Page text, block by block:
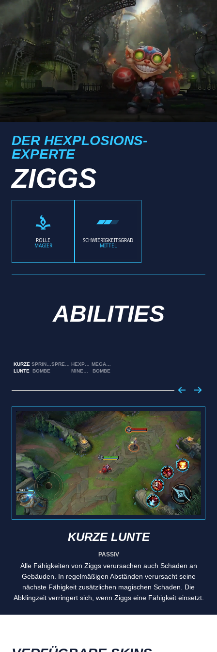
DER HEXPLOSIONS-
EXPERTE
ZIGGS
ROLLE
MAGIER
SCHWIERIGKEITSGRAD
MITTEL
ABILITIES
KURZE
LUNTE
SPRINGENDE
BOMBE
HEXPLOSIVESMEGAINFERNO-
BOMBE
KURZE LUNTE
PASSIV
Alle Fähigkeiten von Ziggs verursachen auch Schaden an
Gebäuden. In regelmäßigen Abständen verursacht seine
nächste Fähigkeit zusätzlichen magischen Schaden. Die
Abklingzeit verringert sich, wenn Ziggs eine Fähigkeit einsetzt.